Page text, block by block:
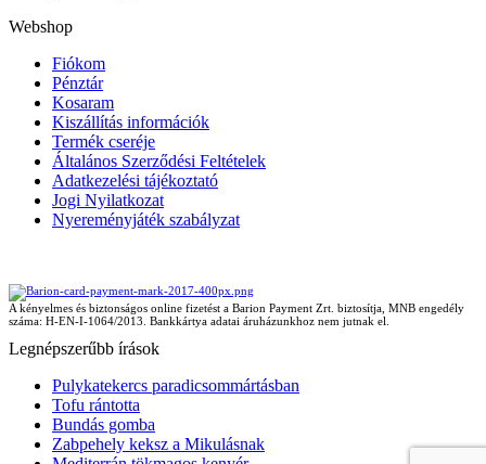
Webshop
Fiókom
Pénztár
Kosaram
Kiszállítás információk
Termék cseréje
Általános Szerződési Feltételek
Adatkezelési tájékoztató
Jogi Nyilatkozat
Nyereményjáték szabályzat
A kényelmes és biztonságos online fizetést a Barion Payment Zrt. biztosítja, MNB engedély
száma: H-EN-I-1064/2013. Bankkártya adatai áruházunkhoz nem jutnak el.
Legnépszerűbb írások
Pulykatekercs paradicsommártásban
Tofu rántotta
Bundás gomba
Zabpehely keksz a Mikulásnak